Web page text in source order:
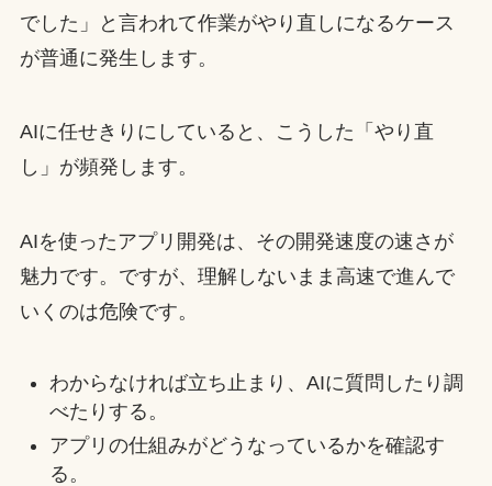
でした」と言われて作業がやり直しになるケース
が普通に発生します。
AIに任せきりにしていると、こうした「やり直
し」が頻発します。
AIを使ったアプリ開発は、その開発速度の速さが
魅力です。ですが、理解しないまま高速で進んで
いくのは危険です。
わからなければ立ち止まり、AIに質問したり調
べたりする。
アプリの仕組みがどうなっているかを確認す
る。